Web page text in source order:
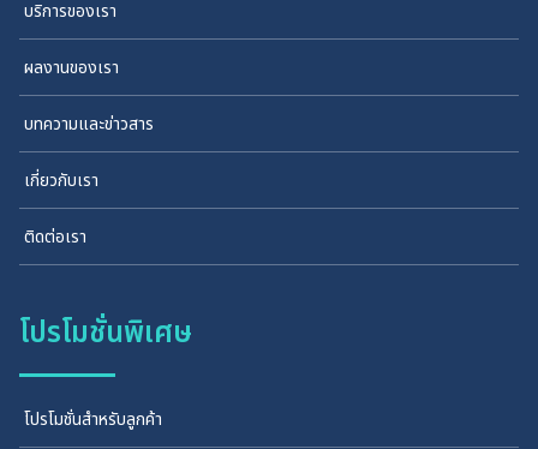
บริการของเรา
ผลงานของเรา
บทความและข่าวสาร
เกี่ยวกับเรา
ติดต่อเรา
โปรโมชั่นพิเศษ
โปรโมชั่นสำหรับลูกค้า